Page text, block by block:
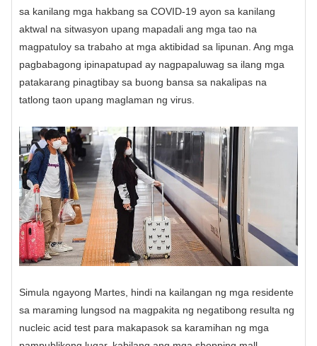
sa kanilang mga hakbang sa COVID-19 ayon sa kanilang
aktwal na sitwasyon upang mapadali ang mga tao na
magpatuloy sa trabaho at mga aktibidad sa lipunan. Ang mga
pagbabagong ipinapatupad ay nagpapaluwag sa ilang mga
patakarang pinagtibay sa buong bansa sa nakalipas na
tatlong taon upang maglaman ng virus.
Simula ngayong Martes, hindi na kailangan ng mga residente
sa maraming lungsod na magpakita ng negatibong resulta ng
nucleic acid test para makapasok sa karamihan ng mga